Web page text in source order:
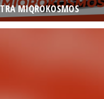
MIQROKOSMOS